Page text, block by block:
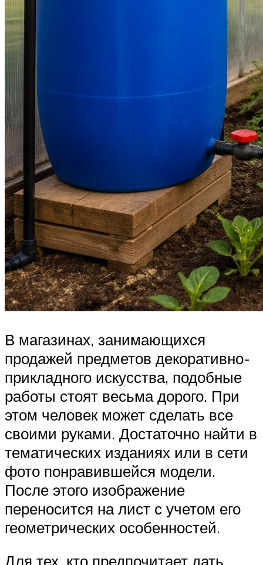
В магазинах, занимающихся
продажей предметов декоративно-
прикладного искусства, подобные
работы стоят весьма дорого. При
этом человек может сделать все
своими руками. Достаточно найти в
тематических изданиях или в сети
фото понравившейся модели.
После этого изображение
переносится на лист с учетом его
геометрических особенностей.
Для тех, кто предпочитает дать